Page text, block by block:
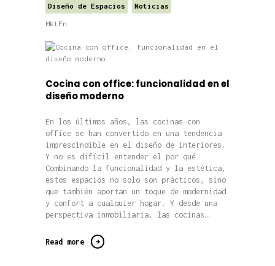
Diseño de Espacios Noticias
MktFn
Cocina con office: funcionalidad en el
diseño moderno
En los últimos años, las cocinas con
office se han convertido en una tendencia
imprescindible en el diseño de interiores.
Y no es difícil entender el por qué.
Combinando la funcionalidad y la estética,
estos espacios no solo son prácticos, sino
que también aportan un toque de modernidad
y confort a cualquier hogar. Y desde una
perspectiva inmobiliaria, las cocinas…
Read more